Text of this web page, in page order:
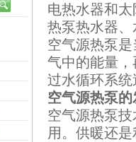
电热水器和
热泵热水器、
空气源热泵
气中的能量
过水循环系统
空气源热泵的
空气源热泵
用。供暖还